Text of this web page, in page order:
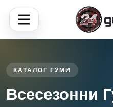
КАТАЛОГ ГУМИ
Всесезонни